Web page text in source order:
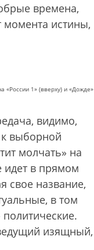
времена,
момента истины,
«России 1» (вверху) и «Дожде»
видимо,
выборной
молчать» на
идет в прямом
свое название,
в том
изящный,